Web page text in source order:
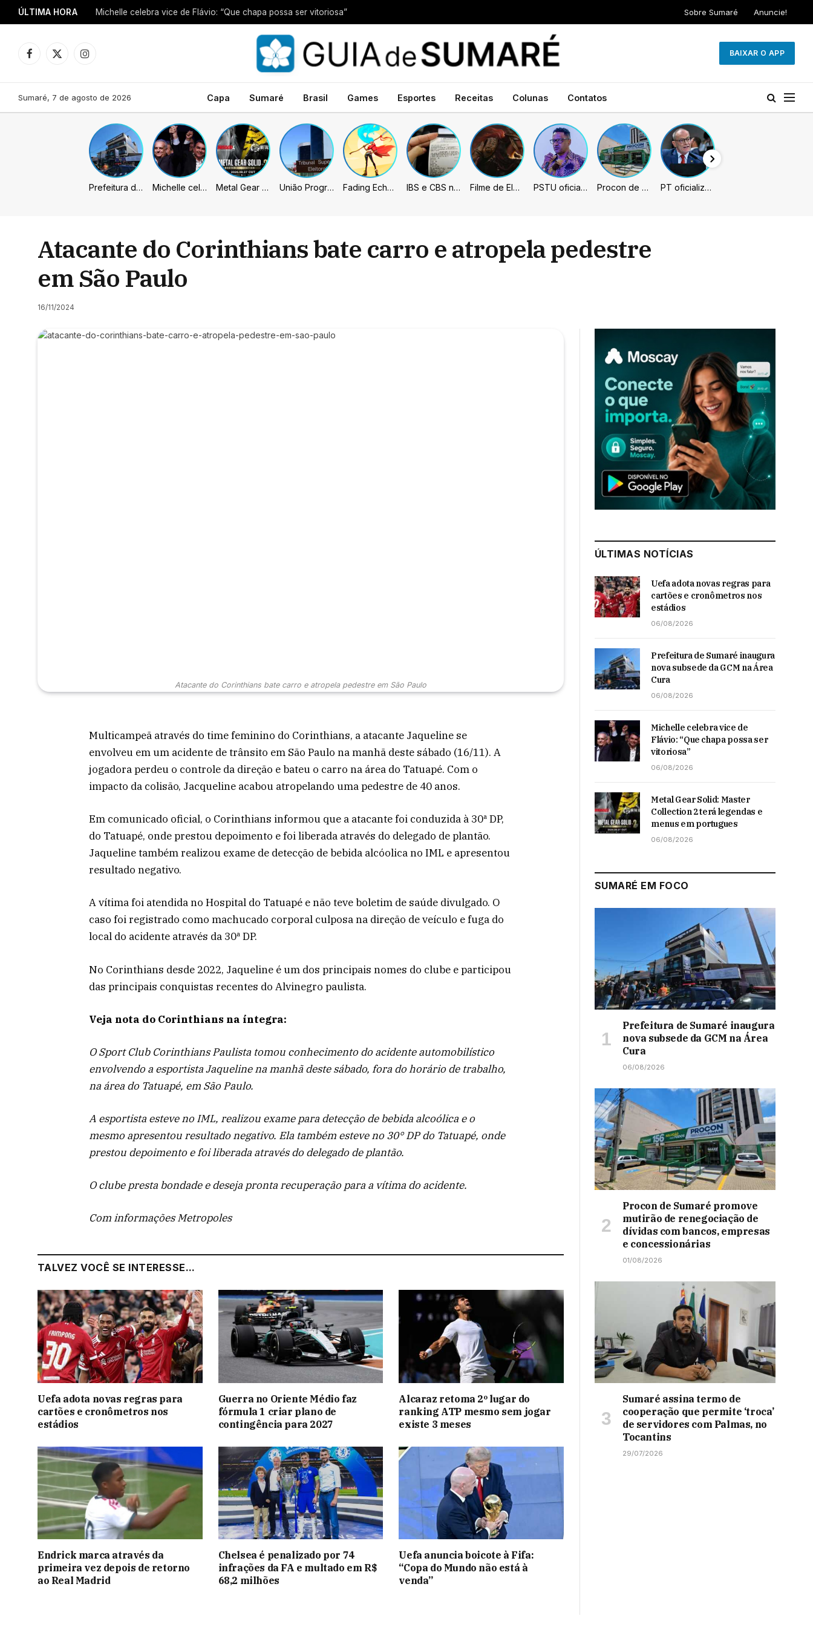
ÚLTIMA HORA Michelle celebra vice de Flávio: “Que chapa possa ser vitoriosa” Sobre Sumaré Anuncie!
Facebook
X
Instagram
BAIXAR O APP
Sumaré, 7 de agosto de 2026 Capa Sumaré Brasil Games Esportes Receitas Colunas Contatos
Prefeitura de Sumaré inaugura nova subsede da GCM na Área Cura Michelle celebra vice de Flávio: “Que chapa possa ser vitoriosa” Metal Gear Solid: Master Collection 2 terá legendas e menus em portugues União Progressista e PL terão mais tempo de propaganda eleitoral Fading Echo – Review IBS e CBS necessitarão constar nas notas fiscais com início desta 2ª. Entenda Filme de Elden Ring tem gravações concluídas, mas ainda fica longe do lançamento PSTU oficializa Hertz Dias como candidato à Presidência da República Procon de Sumaré promove mutirão de renegociação de dívidas com bancos, empresas e concessionárias PT oficializa Contarato como candidato à reeleição ao Senado no ES
Atacante do Corinthians bate carro e atropela pedestre
em São Paulo
16/11/2024
Atacante do Corinthians bate carro e atropela pedestre em São Paulo
Multicampeã através do time feminino do Corinthians, a atacante Jaqueline se
envolveu em um acidente de trânsito em São Paulo na manhã deste sábado (16/11). A
jogadora perdeu o controle da direção e bateu o carro na área do Tatuapé. Com o
impacto da colisão, Jacqueline acabou atropelando uma pedestre de 40 anos.
Em comunicado oficial, o Corinthians informou que a atacante foi conduzida à 30ª DP,
do Tatuapé, onde prestou depoimento e foi liberada através do delegado de plantão.
Jaqueline também realizou exame de detecção de bebida alcóolica no IML e apresentou
resultado negativo.
A vítima foi atendida no Hospital do Tatuapé e não teve boletim de saúde divulgado. O
caso foi registrado como machucado corporal culposa na direção de veículo e fuga do
local do acidente através da 30ª DP.
No Corinthians desde 2022, Jaqueline é um dos principais nomes do clube e participou
das principais conquistas recentes do Alvinegro paulista.
Veja nota do Corinthians na íntegra:
O Sport Club Corinthians Paulista tomou conhecimento do acidente automobilístico
envolvendo a esportista Jaqueline na manhã deste sábado, fora do horário de trabalho,
na área do Tatuapé, em São Paulo.
A esportista esteve no IML, realizou exame para detecção de bebida alcoólica e o
mesmo apresentou resultado negativo. Ela também esteve no 30° DP do Tatuapé, onde
prestou depoimento e foi liberada através do delegado de plantão.
O clube presta bondade e deseja pronta recuperação para a vítima do acidente.
Com informações Metropoles
TALVEZ VOCÊ SE INTERESSE...
Uefa adota novas regras para
cartões e cronômetros nos
estádios
Guerra no Oriente Médio faz
fórmula 1 criar plano de
contingência para 2027
Alcaraz retoma 2º lugar do
ranking ATP mesmo sem jogar
existe 3 meses
Endrick marca através da
primeira vez depois de retorno
ao Real Madrid
Chelsea é penalizado por 74
infrações da FA e multado em R$
68,2 milhões
Uefa anuncia boicote à Fifa:
“Copa do Mundo não está à
venda”
ÚLTIMAS NOTÍCIAS
Uefa adota novas regras para
cartões e cronômetros nos
estádios
06/08/2026
Prefeitura de Sumaré inaugura
nova subsede da GCM na Área
Cura
06/08/2026
Michelle celebra vice de
Flávio: “Que chapa possa ser
vitoriosa”
06/08/2026
Metal Gear Solid: Master
Collection 2 terá legendas e
menus em portugues
06/08/2026
SUMARÉ EM FOCO
Prefeitura de Sumaré inaugura
nova subsede da GCM na Área
Cura
06/08/2026
Procon de Sumaré promove
mutirão de renegociação de
dívidas com bancos, empresas
e concessionárias
01/08/2026
Sumaré assina termo de
cooperação que permite ‘troca’
de servidores com Palmas, no
Tocantins
29/07/2026